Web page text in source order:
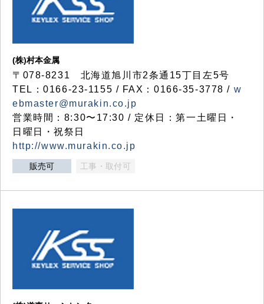
(株)村本金属
〒078-8231 北海道旭川市2条通15丁目左5号
TEL：0166-23-1155 / FAX：0166-35-3778 / w
ebmaster@murakin.co.jp
営業時間：8:30〜17:30 / 定休日：第一土曜日・
日曜日・祝祭日
http://www.murakin.co.jp
販売可 工事・取付可